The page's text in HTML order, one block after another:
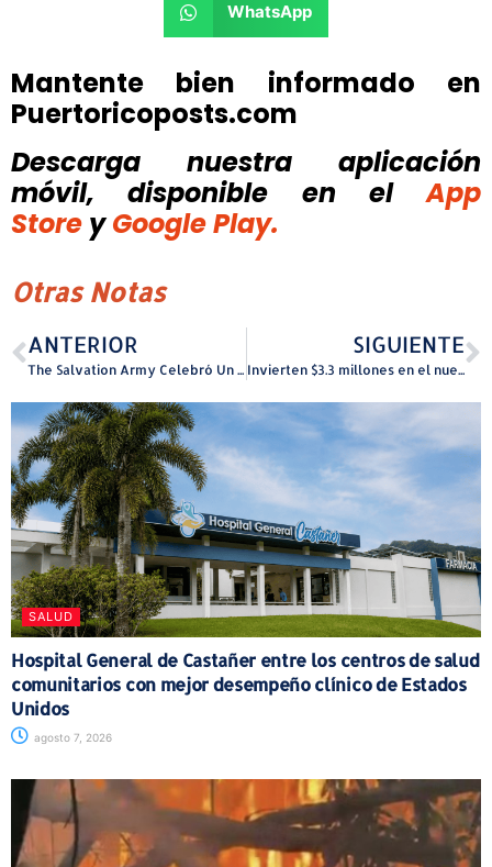
WhatsApp
Mantente bien informado en
Puertoricoposts.com
Descarga nuestra aplicación
móvil, disponible
en el
App
Store y Google Play.
Otras Notas
ANTERIOR
The Salvation Army Celebró Un Toy Shop Lleno de Amor
SIGUIENTE
Invierten $3.3 millones en el nuevo Hotel Oasis de Aguada
SALUD
Hospital General de Castañer entre los centros de salud
comunitarios con mejor desempeño clínico de Estados
Unidos
agosto 7, 2026